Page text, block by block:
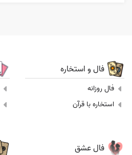
فال و استخاره
فال روزانه
استخاره با قرآن
فال عشق